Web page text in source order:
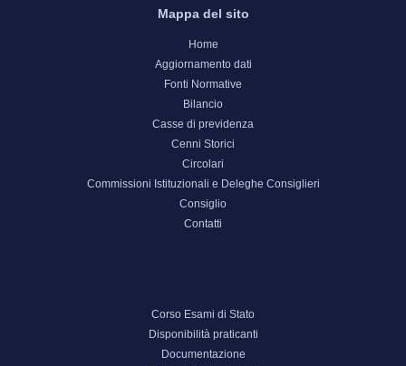
Mappa del sito
Home
Aggiornamento dati
Fonti Normative
Bilancio
Casse di previdenza
Cenni Storici
Circolari
Commissioni Istituzionali e Deleghe Consiglieri
Consiglio
Contatti
Corso Esami di Stato
Disponibilità praticanti
Documentazione